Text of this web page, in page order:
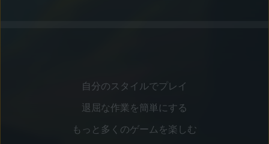
自分のスタイルでプレイ
退屈な作業を簡単にする
もっと多くのゲームを楽しむ